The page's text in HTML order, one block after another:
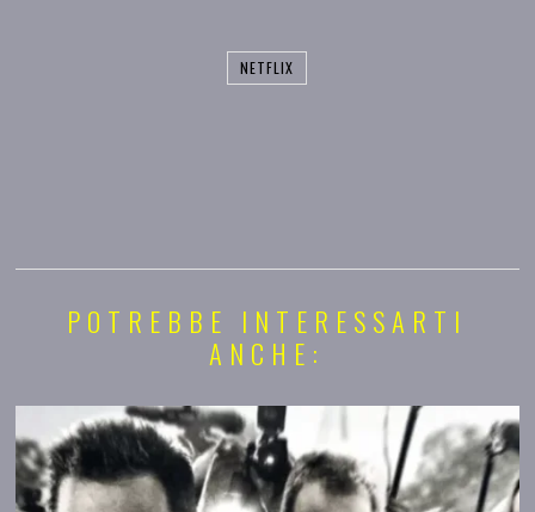
NETFLIX
POTREBBE INTERESSARTI
ANCHE: